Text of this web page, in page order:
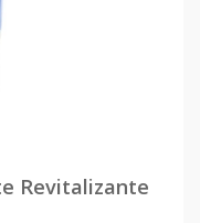
Revitalizante